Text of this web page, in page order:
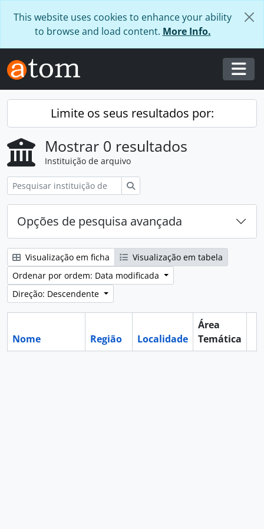
This website uses cookies to enhance your ability
to browse and load content. More Info.
Limite os seus resultados por:
Mostrar 0 resultados
Instituição de arquivo
Opções de pesquisa avançada
Visualização em ficha
Visualização em tabela
Ordenar por ordem: Data modificada
Direção: Descendente
Nome Região Localidade
Área
Temática